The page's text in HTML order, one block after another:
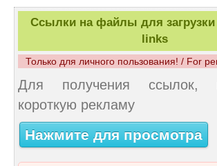
Ссылки на файлы для загрузки
links
Только для личного пользования! / For
Для получения ссылок,
короткую рекламу
Нажмите для просмотра